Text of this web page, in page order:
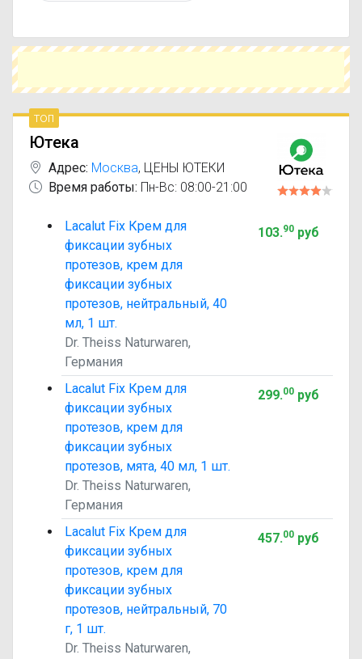
Чтобы купить Lacalut Fix в ближайшей аптеке,
укажите свой город и сравните предложения.
оптимальный вариант по цене и наличию.
топ
Ютека
Адрес: Москва, ЦЕНЫ ЮТЕКИ
Время работы: Пн-Вс: 08:00-21:00
Lacalut Fix Крем для
фиксации зубных
протезов, крем для
фиксации зубных
протезов, нейтральный, 40
мл, 1 шт.
Dr. Theiss Naturwaren,
Германия
103.90руб
Lacalut Fix Крем для
фиксации зубных
протезов, крем для
фиксации зубных
протезов, мята, 40 мл, 1 шт.
Dr. Theiss Naturwaren,
Германия
299.00руб
Lacalut Fix Крем для
фиксации зубных
протезов, крем для
фиксации зубных
протезов, нейтральный, 70
г, 1 шт.
Dr. Theiss Naturwaren,
457.00руб